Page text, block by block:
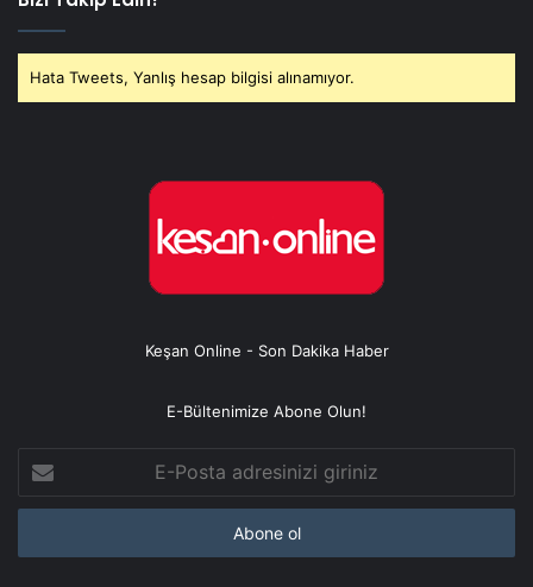
Hata Tweets, Yanlış hesap bilgisi alınamıyor.
Keşan Online - Son Dakika Haber
E-Bültenimize Abone Olun!
Posta
adresinizi